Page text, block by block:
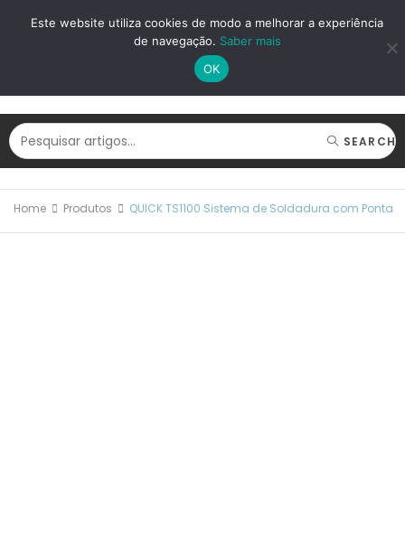
LOGIN REGISTAR
SEARCH
Home Produtos QUICK TS1100 Sistema de Soldadura com Ponta
Este website utiliza cookies de modo a melhorar a experiência
de navegação. Saber mais
OK